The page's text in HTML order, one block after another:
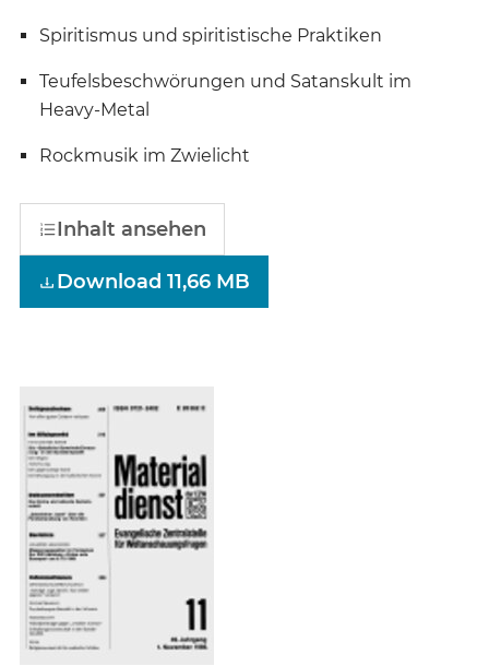
Spiritismus und spiritistische Praktiken
Teufelsbeschwörungen und Satanskult im
Heavy-Metal
Rockmusik im Zwielicht
Inhalt ansehen
Download 11,66 MB